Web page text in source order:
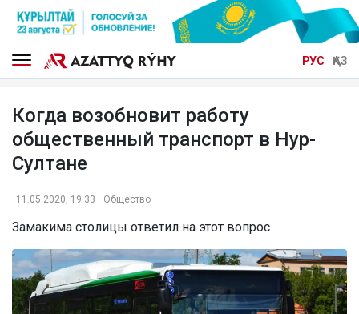
РУС ҚАЗ
Когда возобновит работу
общественный транспорт в Нур-
Султане
11.05.2020, 19:33 Общество
Замакима столицы ответил на этот вопрос